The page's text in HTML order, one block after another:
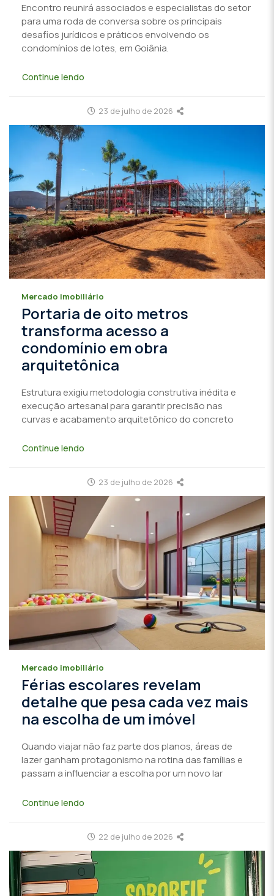
Encontro reunirá associados e especialistas do setor
para uma roda de conversa sobre os principais
desafios jurídicos e práticos envolvendo os
condomínios de lotes, em Goiânia.
Continue lendo
23 de julho de 2026
Mercado imobiliário
Portaria de oito metros
transforma acesso a
condomínio em obra
arquitetônica
Estrutura exigiu metodologia construtiva inédita e
execução artesanal para garantir precisão nas
curvas e acabamento arquitetônico do concreto
Continue lendo
23 de julho de 2026
Mercado imobiliário
Férias escolares revelam
detalhe que pesa cada vez mais
na escolha de um imóvel
Quando viajar não faz parte dos planos, áreas de
lazer ganham protagonismo na rotina das famílias e
passam a influenciar a escolha por um novo lar
Continue lendo
22 de julho de 2026